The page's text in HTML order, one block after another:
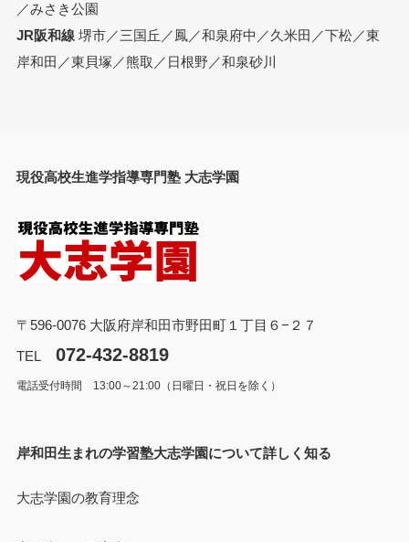
／みさき公園
JR阪和線堺市／三国丘／鳳／和泉府中／久米田／下松／東
岸和田／東貝塚／熊取／日根野／和泉砂川
現役高校生進学指導専門塾 大志学園
〒596-0076 大阪府岸和田市野田町１丁目６−２７
TEL 072-432-8819
電話受付時間 13:00～21:00（日曜日・祝日を除く）
岸和田生まれの学習塾大志学園について詳しく知る
大志学園の教育理念